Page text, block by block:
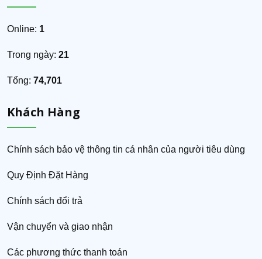
Online: 1
Trong ngày: 21
Tổng: 74,701
Khách Hàng
Chính sách bảo vệ thông tin cá nhân của người tiêu dùng
Quy Định Đặt Hàng
Chính sách đổi trả
Vận chuyển và giao nhận
Các phương thức thanh toán